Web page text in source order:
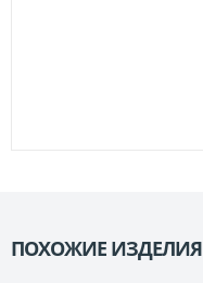
ПОХОЖИЕ ИЗДЕЛИЯ